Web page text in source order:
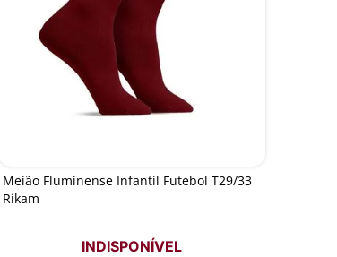
Meião Fluminense Infantil Futebol T29/33
Rikam
INDISPONÍVEL